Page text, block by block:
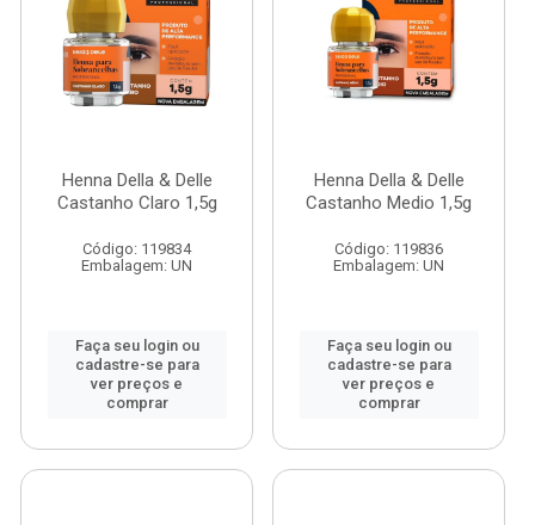
Henna Della & Delle
Castanho Claro 1,5g
Código: 119834
Embalagem: UN
Faça seu login ou
cadastre-se para
ver preços e
comprar
Henna Della & Delle
Castanho Medio 1,5g
Código: 119836
Embalagem: UN
Faça seu login ou
cadastre-se para
ver preços e
comprar